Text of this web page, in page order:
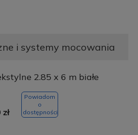
i systemy mocowania
2.85 x 6 m białe
Powiadom
o
dostępności